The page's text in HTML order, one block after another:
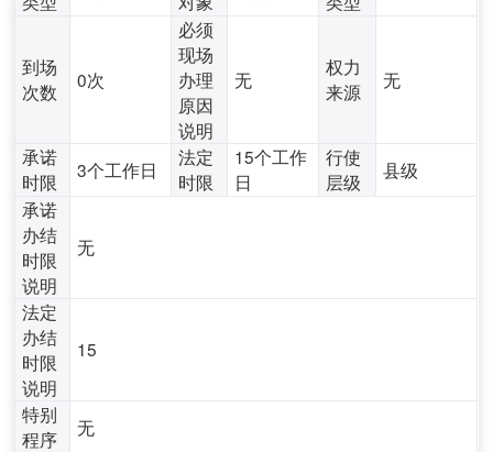
到场
次数
0次
必须
现场
办理
原因
说明
无
权力
来源
无
承诺
时限
3个工作日
法定
时限
15个工作
日
行使
层级
县级
承诺
办结
时限
说明
无
法定
办结
时限
说明
15
特别
程序
无